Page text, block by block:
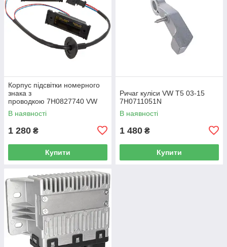
Корпус підсвітки номерного
знака з
проводкою 7H0827740 VW
Caddy III (2K) 2004-2015
/ Caddy IV (SA) 2016-
В наявності
1 280 ₴
Купити
Ричаг куліси VW T5 03-15
7H0711051N
В наявності
1 480 ₴
Купити